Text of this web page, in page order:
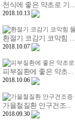
천식에 좋은 약초로 기...
2018.10.13
환절기 코감기 코막힘 ...
2018.10.07
피부질환에 좋은 약초...
2018.10.06
가을철질환 안구건조...
2018.09.30